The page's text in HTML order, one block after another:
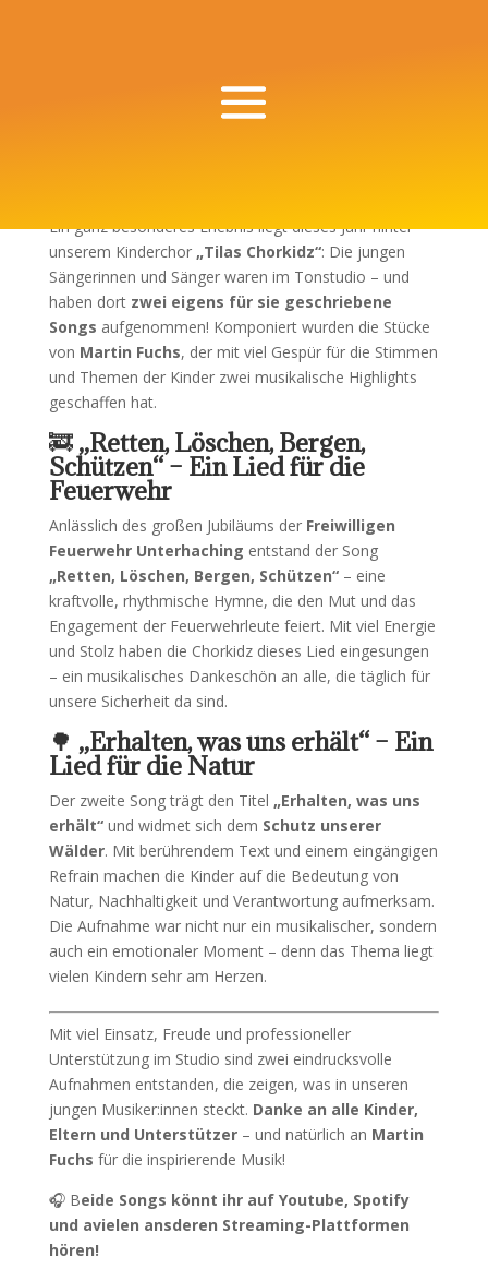
Ein ganz besonderes Erlebnis liegt dieses Jahr hinter
unserem Kinderchor „Tilas Chorkidz“: Die jungen
Sängerinnen und Sänger waren im Tonstudio – und
haben dort zwei eigens für sie geschriebene
Songs aufgenommen! Komponiert wurden die Stücke
von Martin Fuchs, der mit viel Gespür für die Stimmen
und Themen der Kinder zwei musikalische Highlights
geschaffen hat.
🚒 „Retten, Löschen, Bergen,
Schützen“ – Ein Lied für die
Feuerwehr
Anlässlich des großen Jubiläums der Freiwilligen
Feuerwehr Unterhaching entstand der Song
„Retten, Löschen, Bergen, Schützen“– eine
kraftvolle, rhythmische Hymne, die den Mut und das
Engagement der Feuerwehrleute feiert. Mit viel Energie
und Stolz haben die Chorkidz dieses Lied eingesungen
– ein musikalisches Dankeschön an alle, die täglich für
unsere Sicherheit da sind.
🌳 „Erhalten, was uns erhält“ – Ein
Lied für die Natur
Der zweite Song trägt den Titel „Erhalten, was uns
erhält“und widmet sich dem Schutz unserer
Wälder. Mit berührendem Text und einem eingängigen
Refrain machen die Kinder auf die Bedeutung von
Natur, Nachhaltigkeit und Verantwortung aufmerksam.
Die Aufnahme war nicht nur ein musikalischer, sondern
auch ein emotionaler Moment – denn das Thema liegt
vielen Kindern sehr am Herzen.
Mit viel Einsatz, Freude und professioneller
Unterstützung im Studio sind zwei eindrucksvolle
Aufnahmen entstanden, die zeigen, was in unseren
jungen Musiker:innen steckt. Danke an alle Kinder,
Eltern und Unterstützer– und natürlich an Martin
Fuchs für die inspirierende Musik!
🎧 Beide Songs könnt ihr auf Youtube, Spotify
und avielen ansderen Streaming-Plattformen
hören!